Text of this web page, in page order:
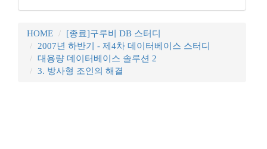
HOME
[종료]구루비 DB 스터디
2007년 하반기 - 제4차 데이터베이스 스터디
대용량 데이터베이스 솔루션 2
3. 방사형 조인의 해결